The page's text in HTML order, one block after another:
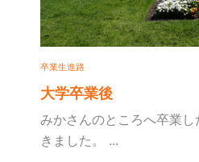
卒業生進路
大学卒業後
みかさんのところへ卒業
きました。 ...